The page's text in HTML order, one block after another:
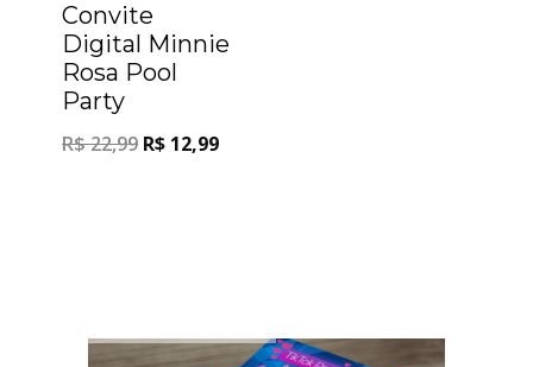
Convite
Digital Minnie
Rosa Pool
Party
R$22,99 R$ 12,99